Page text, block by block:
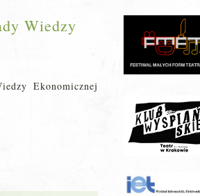
Wiedzy
Ekonomicznej